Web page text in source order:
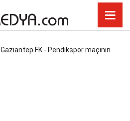
Gaziantep FK - Pendikspor maçının